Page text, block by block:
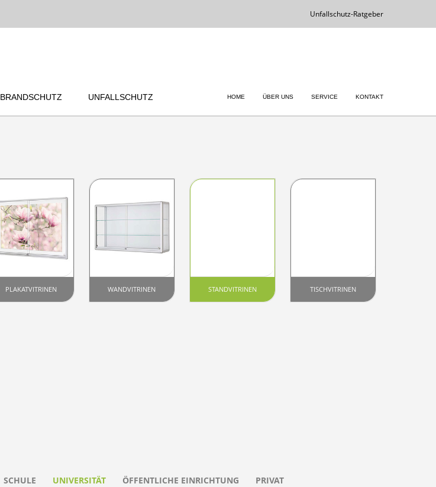
Unfallschutz-Ratgeber
BRANDSCHUTZ UNFALLSCHUTZ HOME ÜBER UNS SERVICE KONTAKT
PLAKATVITRINEN WANDVITRINEN STANDVITRINEN TISCHVITRINEN
SCHULE UNIVERSITÄT ÖFFENTLICHE EINRICHTUNG PRIVAT